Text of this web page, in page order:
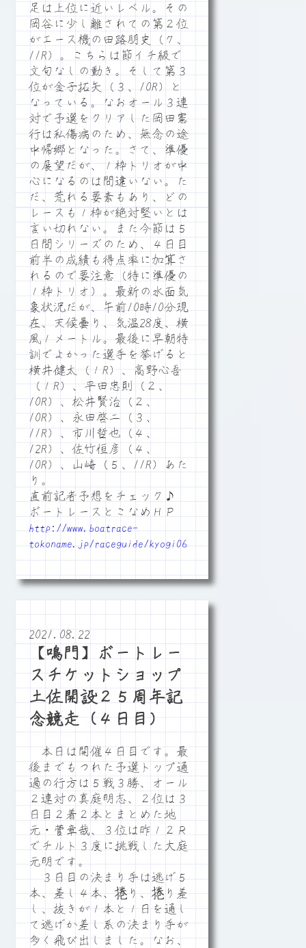
足は上位に近いレベル。その
岡谷に少し離されての第２位
がエース機の田路朋史（７、
11R）。こちらは節イチ級で
文句なしの動き。そして第３
位が金子拓矢（３、10R）と
なっている。なおオール３連
対で予選をクリアした岡田憲
行は私傷病のため、無念の途
中帰郷となった。さて、準優
の展望だが、１枠トリオが中
心になるのは間違いない。た
だ、荒れる要素もあり、どの
レースも１枠が絶対堅いとは
言い切れない。また今節は５
日間シリーズのため、４日目
前半の成績も得点率に加算さ
れるので要注意（特に準優の
１枠トリオ）。最新の水面気
象状況だが、午前10時10分現
在、天候曇り、気温28度、横
風１メートル。最後に早朝特
訓でよかった選手を挙げると
横井健太（１R）、高野心吾
（１R）、平田忠則（２、
10R）、松井賢治（２、
10R）、永田啓二（３、
11R）、市川哲也（４、
12R）、佐竹恒彦（４、
10R）、山崎（５、11R）あた
り。
直前記者予想をチェック♪
ボートレースとこなめＨＰ
http://www.boatrace-
tokoname.jp/raceguide/kyogi06
2021.08.22
【鳴門】ボートレー
スチケットショップ
土佐開設２５周年記
念競走（４日目）
本日は開催４日目です。最
後までもつれた予選トップ通
過の行方は５戦３勝、オール
２連対の真庭明志、２位は３
日目２着２本とまとめた地
元・菅章哉、３位は昨１２Ｒ
でチルト３度に挑戦した大庭
元明です。
３日目の決まり手は逃げ５
本、差し４本、捲り、捲り差
し、抜きが１本と１日を通し
て逃げか差し系の決まり手が
多く飛び出しました。なお、